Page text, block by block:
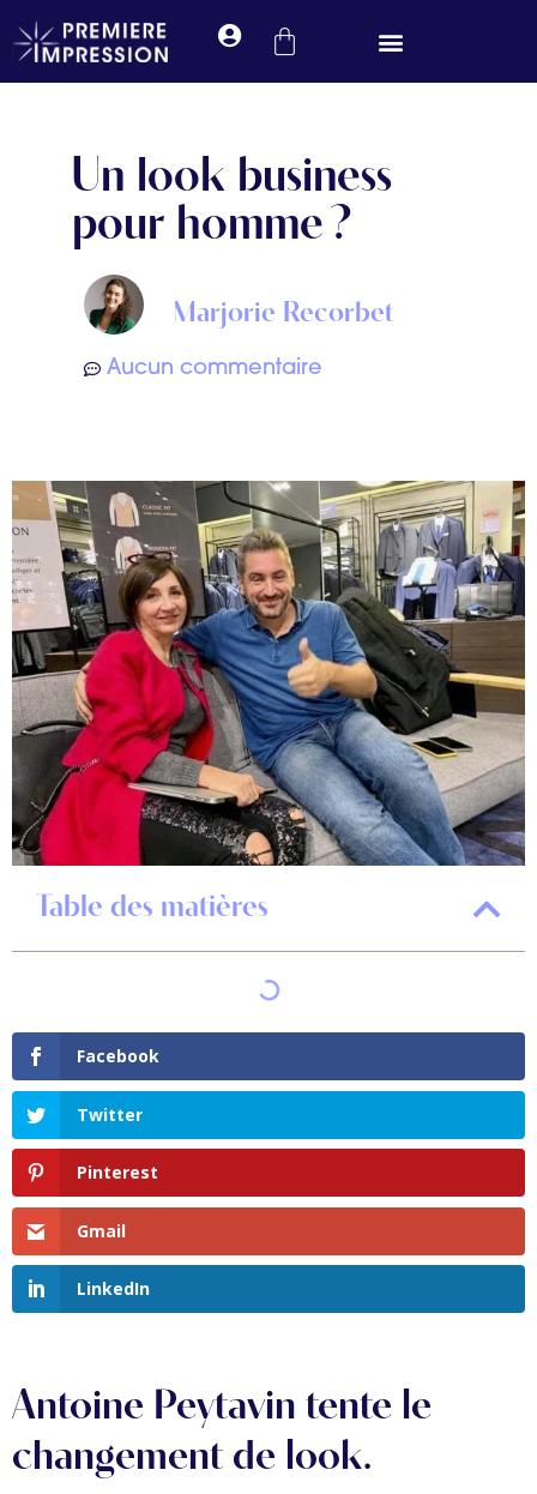
Un look business
pour homme ?
Marjorie Recorbet
Aucun commentaire
Table des matières
Facebook
Twitter
Pinterest
Gmail
LinkedIn
Antoine Peytavin tente le
changement de look.